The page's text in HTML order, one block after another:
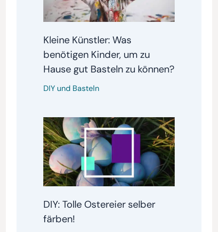
Kleine Künstler: Was
benötigen Kinder, um zu
Hause gut Basteln zu können?
DIY und Basteln
DIY: Tolle Ostereier selber
färben!